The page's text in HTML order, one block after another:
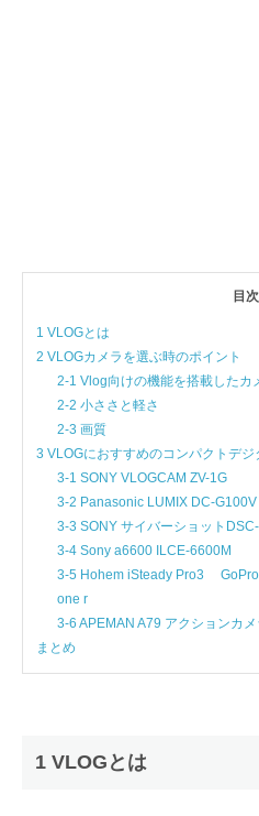
目次
1 VLOGとは
2 VLOGカメラを選ぶ時のポイント
2-1 Vlog向けの機能を搭載したカ
2-2 小ささと軽さ
2-3 画質
3 VLOGにおすすめのコンパクトデジ
3-1 SONY VLOGCAM ZV-1G
3-2 Panasonic LUMIX DC-G100V
3-3 SONY サイバーショット
3-4 Sony a6600 ILCE-6600M
3-5 Hohem iSteady Pro3 GoPro
one r
3-6 APEMAN A79 アクションカメ
まとめ
1 VLOGとは